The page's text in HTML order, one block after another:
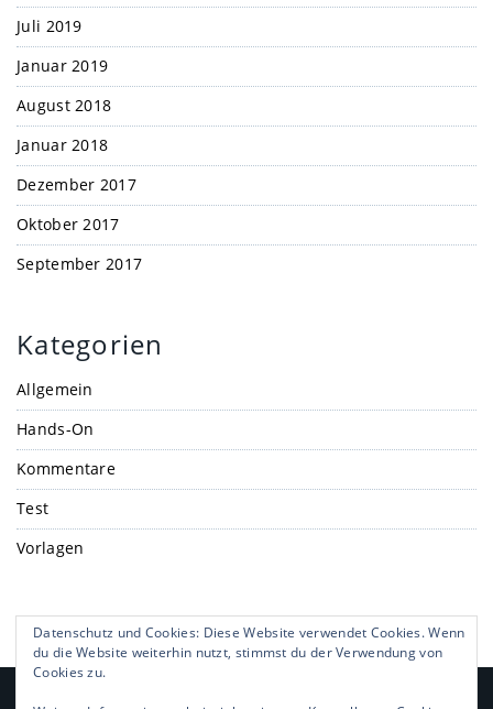
Juli 2019
Januar 2019
August 2018
Januar 2018
Dezember 2017
Oktober 2017
September 2017
Kategorien
Allgemein
Hands-On
Kommentare
Test
Vorlagen
Datenschutz und Cookies: Diese Website verwendet Cookies. Wenn
du die Website weiterhin nutzt, stimmst du der Verwendung von
Cookies zu.